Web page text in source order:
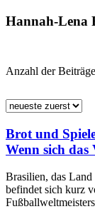
Hannah-Lena
Anzahl der
Brot und
Wenn sich
Brasilien, das Land
befindet sich kurz